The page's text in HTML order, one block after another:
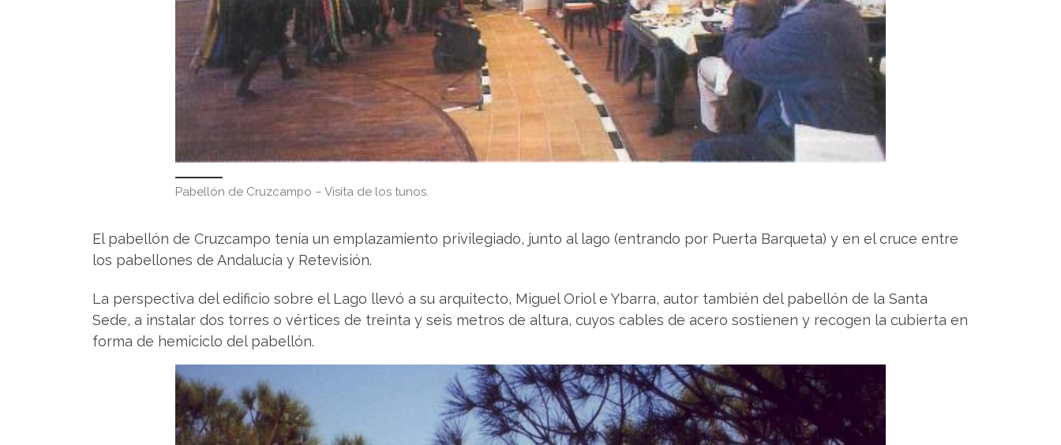
Pabellón de Cruzcampo – Visita de los tunos.
El pabellón de Cruzcampo tenía un emplazamiento privilegiado, junto al lago (entrando por Puerta Barqueta) y en el cruce entre
los pabellones de Andalucía y Retevisión.
La perspectiva del edificio sobre el Lago llevó a su arquitecto, Miguel Oriol e Ybarra, autor también del pabellón de la Santa
Sede, a instalar dos torres o vértices de treinta y seis metros de altura, cuyos cables de acero sostienen y recogen la cubierta en
forma de hemiciclo del pabellón.